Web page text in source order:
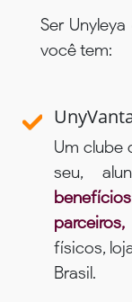
Ser
você tem:
Um clube
seu,
físicos,
Brasil.